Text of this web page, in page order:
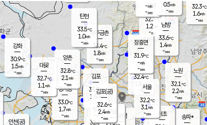
양주
32.3℃
1.2
-mm
경서동
33.0℃
1.7m/s
-mm
파주금촌
33.4℃
1.8m/s
-mm
32.3℃
1.6m/s
-mm
대곶
32.7℃
1.1 m/s
-mm
탄현
33.5℃
1.0m/s
-mm
김포
33.9℃
1.4 m/s
mm
광명
부천
32.6℃
양촌
32.8℃
2.1 m/s
-mm
구로
은평
32.4℃
1.5 m/s
- mm
노원
32.1℃
2.2m/s
-mm
송파*
서초
남방
33.6℃
1.4m/s
-mm
장흥면
31.9℃
-m/s
-mm
-m/s
-mm
강화
30.9℃
1.5m/s
-mm
인천(공)
김포(공)
32.6℃
2.4m/s
-mm
서울
32.2℃
3.1 m/s
-mm
0.5m/s
-mm